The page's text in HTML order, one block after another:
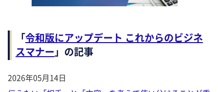
「令和版にアップデート これからのビジネ
スマナー」の記事
2026年05月14日